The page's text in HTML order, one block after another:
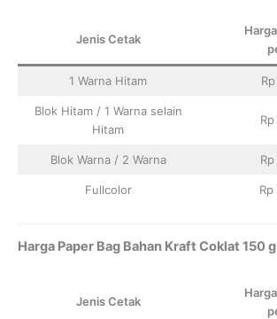
Jenis Cetak
1 Warna Hitam
Blok Hitam / 1 Warna selain
Hitam
Blok Warna / 2 Warna
Fullcolor
Harga Paper Bag Bahan Kraft Coklat 150
Jenis Cetak